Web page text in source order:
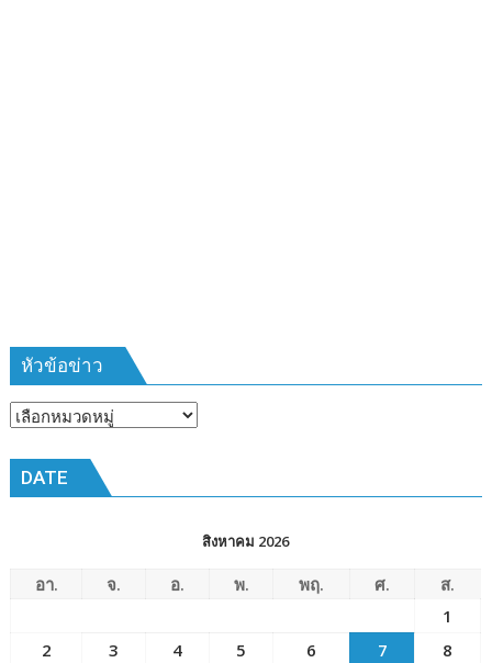
๒๕๖๙
หัวข้อข่าว
หัวข้อ
DATE
สิงหาคม 2026
อา. จ. อ. พ. พฤ. ศ.
ส.
1
2
3 4 5 6 7
8